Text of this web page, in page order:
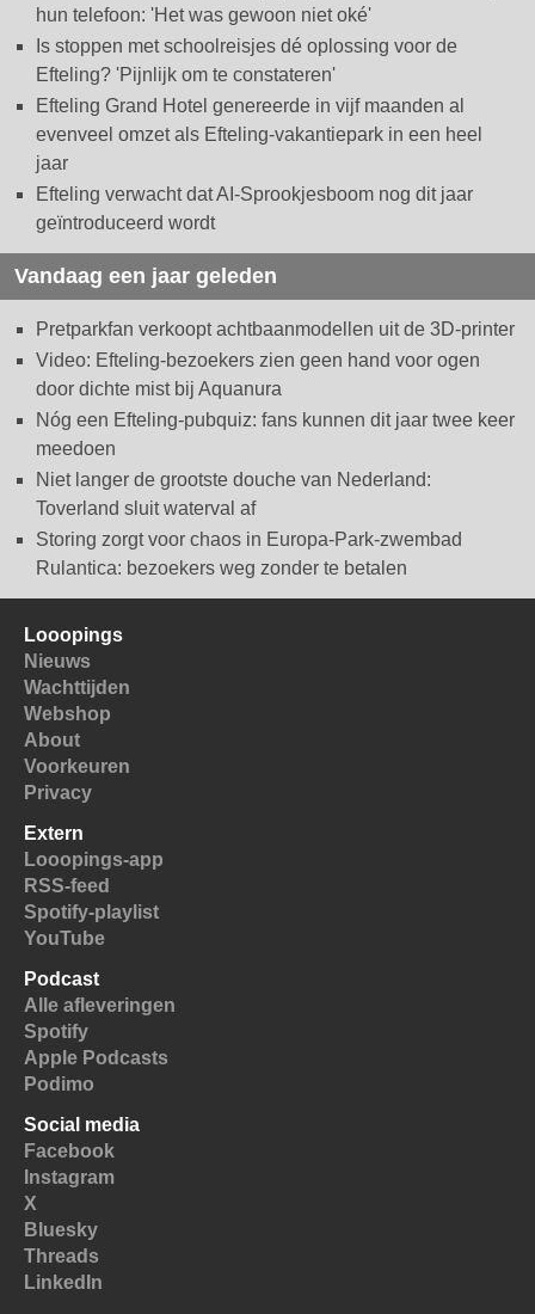
hun telefoon: 'Het was gewoon niet oké'
Is stoppen met schoolreisjes dé oplossing voor de
Efteling? 'Pijnlijk om te constateren'
Efteling Grand Hotel genereerde in vijf maanden al
evenveel omzet als Efteling-vakantiepark in een heel
jaar
Efteling verwacht dat AI-Sprookjesboom nog dit jaar
geïntroduceerd wordt
Vandaag een jaar geleden
Pretparkfan verkoopt achtbaanmodellen uit de 3D-printer
Video: Efteling-bezoekers zien geen hand voor ogen
door dichte mist bij Aquanura
Nóg een Efteling-pubquiz: fans kunnen dit jaar twee keer
meedoen
Niet langer de grootste douche van Nederland:
Toverland sluit waterval af
Storing zorgt voor chaos in Europa-Park-zwembad
Rulantica: bezoekers weg zonder te betalen
Looopings
Nieuws
Wachttijden
Webshop
About
Voorkeuren
Privacy
Extern
Looopings-app
RSS-feed
Spotify-playlist
YouTube
Podcast
Alle afleveringen
Spotify
Apple Podcasts
Podimo
Social media
Facebook
Instagram
X
Bluesky
Threads
LinkedIn